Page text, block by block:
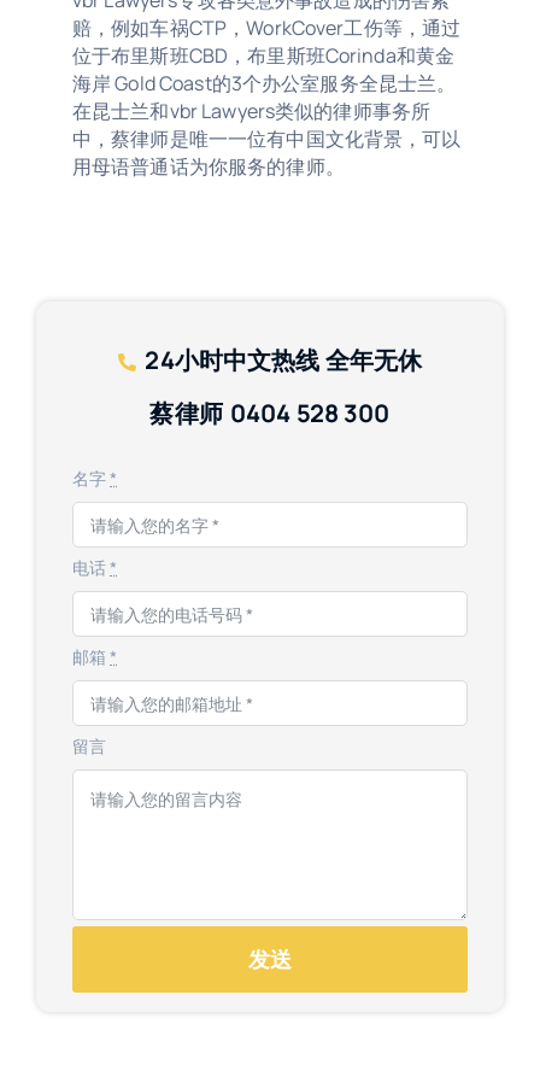
赔，例如车祸CTP，WorkCover工伤等，通过
位于布里斯班CBD，布里斯班Corinda和黄金
海岸 Gold Coast的3个办公室服务全昆士兰。
在昆士兰和vbr Lawyers类似的律师事务所
中，蔡律师是唯一一位有中国文化背景，可以
用母语普通话为你服务的律师。
24小时中文热线 全年无休
蔡律师 0404 528 300
名字*
电话*
邮箱*
留言
发送